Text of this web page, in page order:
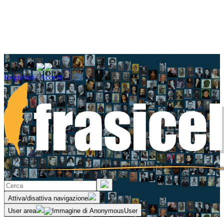
Seguici su
Registrati / Accedi
Attiva/disattiva navigazione
User area